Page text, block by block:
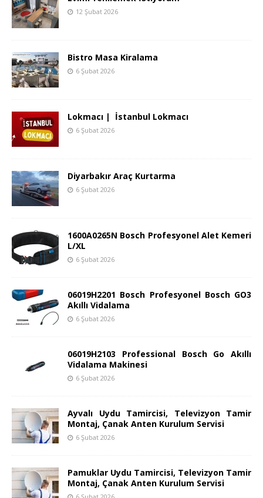
12 Şubat 2026
Bistro Masa Kiralama
6 Şubat 2026
Lokmacı | İstanbul Lokmacı
6 Şubat 2026
Diyarbakır Araç Kurtarma
6 Şubat 2026
1600A0265N Bosch Profesyonel Alet Kemeri
L/XL
6 Şubat 2026
06019H2201 Bosch Profesyonel Bosch GO3
Akıllı Vidalama
6 Şubat 2026
06019H2103 Professional Bosch Go Akıllı
Vidalama Makinesi
6 Şubat 2026
Ayvalı Uydu Tamircisi, Televizyon Tamir
Montaj, Çanak Anten Kurulum Servisi
6 Şubat 2026
Pamuklar Uydu Tamircisi, Televizyon Tamir
Montaj, Çanak Anten Kurulum Servisi